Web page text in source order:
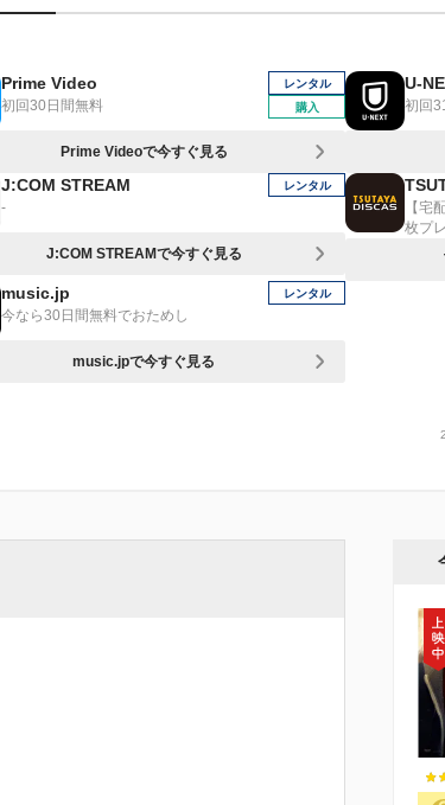
Prime Video
初回30日間無料
レンタル
購入
Prime Videoで今すぐ見る
U-
初回
J:COM STREAM
-
レンタル
J:COM STREAMで今すぐ見る
【宅
枚プ
music.jp
今なら30日間無料でおためし
レンタル
music.jpで今すぐ見る